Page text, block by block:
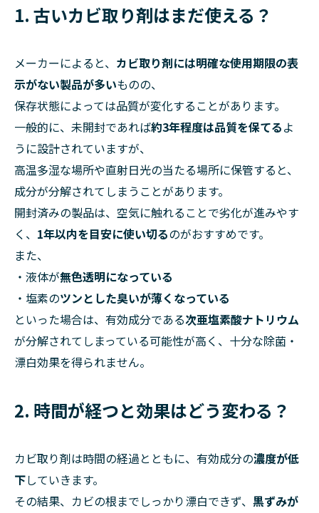
1. 古いカビ取り剤はまだ使える？
メーカーによると、 カビ取り剤には明確な使用期限の表
示がない製品が多いものの、
保存状態によっては品質が変化することがあります。
一般的に、未開封であれば約3年程度は品質を保てるよ
うに設計されていますが、
高温多湿な場所や直射日光の当たる場所に保管すると、
成分が分解されてしまうことがあります。
開封済みの製品は、空気に触れることで劣化が進みやす
く、 1年以内を目安に使い切るのがおすすめです。
また、
・液体が無色透明になっている
・塩素のツンとした臭いが薄くなっている
といった場合は、有効成分である次亜塩素酸ナトリウム
が分解されてしまっている可能性が高く、十分な除菌・
漂白効果を得られません。
2. 時間が経つと効果はどう変わる？
カビ取り剤は時間の経過とともに、有効成分の濃度が低
下していきます。
その結果、カビの根までしっかり漂白できず、 黒ずみが